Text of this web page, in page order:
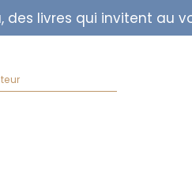
des livres qui invitent au